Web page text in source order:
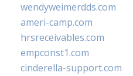
wendyweimerdds.com
ameri-camp.com
hrsreceivables.com
empconst1.com
cinderella-support.com